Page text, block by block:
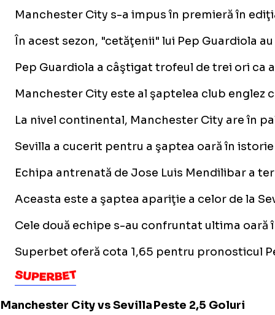
Manchester City s-a impus în premieră în
În acest sezon, "cetăţenii" lui Pep Guardiola
Pep Guardiola a câştigat trofeul de trei ori ca
Manchester City este al şaptelea club englez
La nivel continental, Manchester City are în
Sevilla a cucerit pentru a şaptea oară în
Echipa antrenată de Jose Luis Mendilibar a
Aceasta este a şaptea apariţie a celor de la
Cele două echipe s-au confruntat ultima oară
Superbet oferă cota 1,65 pentru pronosticul
Manchester City vs SevillaPeste 2,5 Goluri